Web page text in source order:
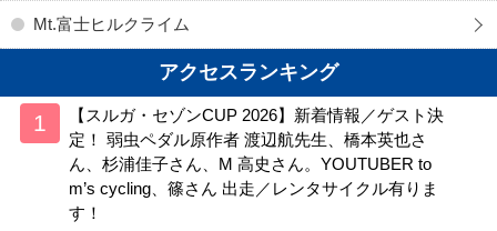
Mt.富士ヒルクライム
アクセスランキング
【スルガ・セゾンCUP 2026】新着情報／ゲスト決
定！ 弱虫ペダル原作者 渡辺航先生、橋本英也さ
ん、杉浦佳子さん、M 高史さん。YOUTUBER to
m’s cycling、篠さん 出走／レンタサイクル有りま
す！